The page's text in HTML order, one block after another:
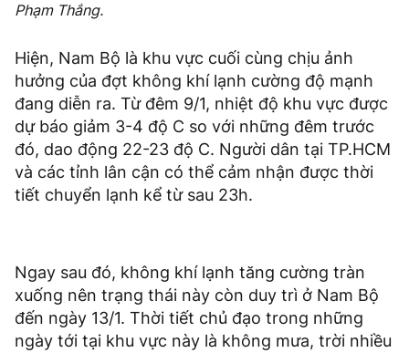
Phạm Thắng.
Hiện, Nam Bộ là khu vực cuối cùng chịu ảnh
hưởng của đợt không khí lạnh cường độ mạnh
đang diễn ra. Từ đêm 9/1, nhiệt độ khu vực được
dự báo giảm 3-4 độ C so với những đêm trước
đó, dao động 22-23 độ C. Người dân tại TP.HCM
và các tỉnh lân cận có thể cảm nhận được thời
tiết chuyển lạnh kể từ sau 23h.
Ngay sau đó, không khí lạnh tăng cường tràn
xuống nên trạng thái này còn duy trì ở Nam Bộ
đến ngày 13/1. Thời tiết chủ đạo trong những
ngày tới tại khu vực này là không mưa, trời nhiều